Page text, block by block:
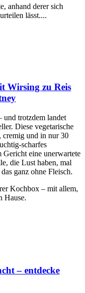
anhand derer sich
lässt....
Wirsing zu Reis
und trotzdem landet
Diese vegetarische
cremig und in nur 30
scharfes
eine unerwartete
die Lust haben, mal
ganz ohne Fleisch.
Kochbox – mit allem,
Hause.
– entdecke